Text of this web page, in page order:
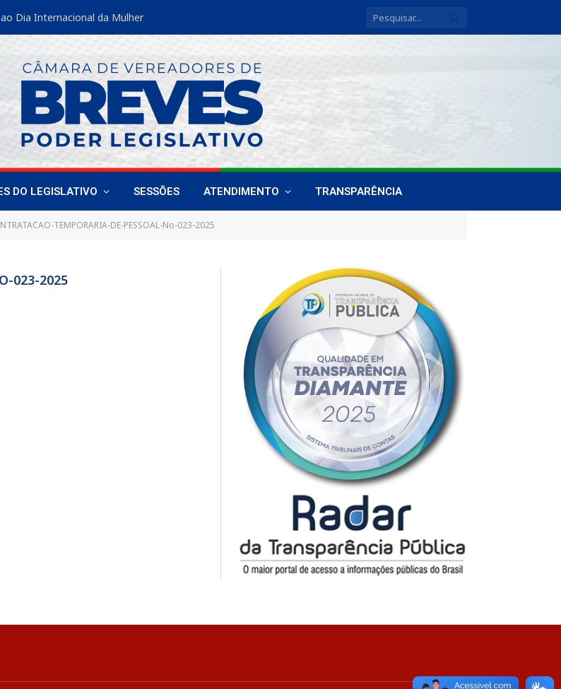
Dia Internacional da Mulher
DO LEGISLATIVO SESSÕES ATENDIMENTO TRANSPARÊNCIA
TEMPORARIA-DE-PESSOAL-No-023-2025
023-2025